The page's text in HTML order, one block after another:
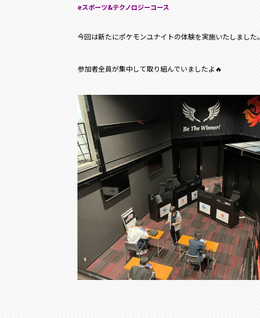
eスポーツ&テクノロジーコース
今回は新たにポケモンユナイトの体験を実施いたしました。
参加者全員が集中して取り組んでいましたよ🔥